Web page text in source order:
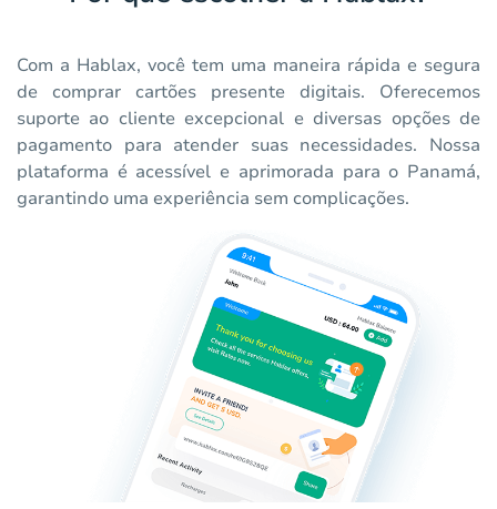
Com a Hablax, você tem uma maneira rápida e segura
de comprar cartões presente digitais. Oferecemos
suporte ao cliente excepcional e diversas opções de
pagamento para atender suas necessidades. Nossa
plataforma é acessível e aprimorada para o Panamá,
garantindo uma experiência sem complicações.